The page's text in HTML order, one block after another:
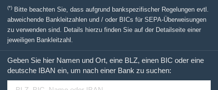
(*) Bitte beachten Sie, dass aufgrund bankspezifischer Regelungen evtl.
abweichende Bankleitzahlen und / oder BICs für SEPA-Überweisungen
zu verwenden sind. Details hierzu finden Sie auf der Detailseite einer
jeweiligen Bankleitzahl.
Geben Sie hier Namen und Ort, eine BLZ, einen BIC oder eine
deutsche IBAN ein, um nach einer Bank zu suchen: